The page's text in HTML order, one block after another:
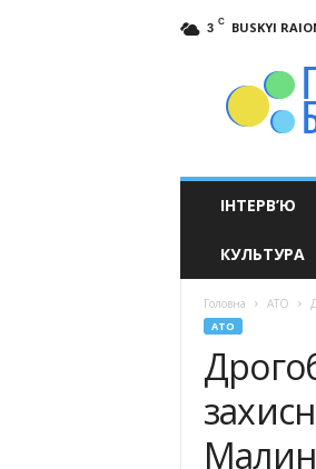
3 C BUSKYI
ІНТЕРВ’Ю
КУЛЬТУРА
Головна АТО
АТО